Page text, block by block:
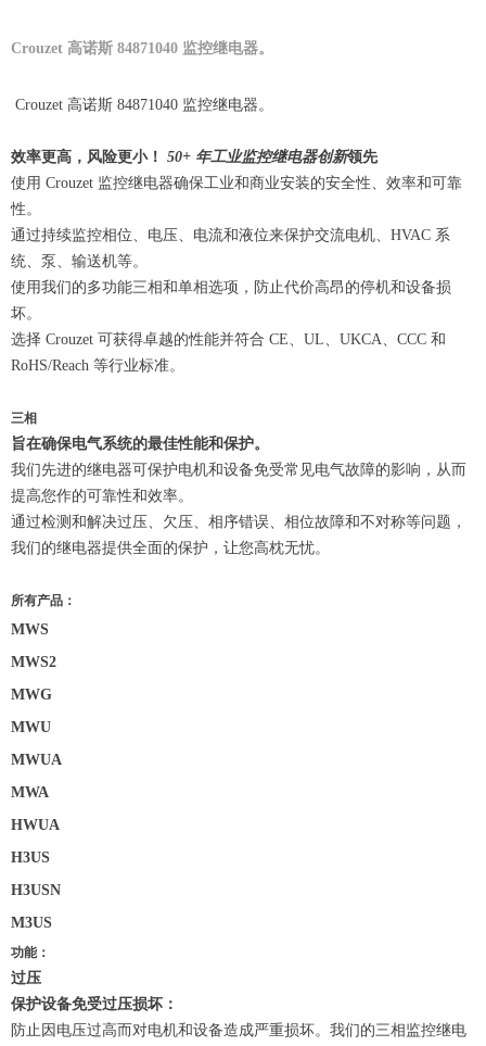
Crouzet 高诺斯 84871040 监控继电器。
Crouzet 高诺斯 84871040 监控继电器。
效率更高，风险更小！ 50+ 年工业监控继电器创新领先
使用 Crouzet 监控继电器确保工业和商业安装的安全性、效率和可靠
性。
通过持续监控相位、电压、电流和液位来保护交流电机、HVAC 系
统、泵、输送机等。
使用我们的多功能三相和单相选项，防止代价高昂的停机和设备损
坏。
选择 Crouzet 可获得卓越的性能并符合 CE、UL、UKCA、CCC 和
RoHS/Reach 等行业标准。
三相
旨在确保电气系统的最佳性能和保护。
我们先进的继电器可保护电机和设备免受常见电气故障的影响，从而
提高您作的可靠性和效率。
通过检测和解决过压、欠压、相序错误、相位故障和不对称等问题，
我们的继电器提供全面的保护，让您高枕无忧。
所有产品：
MWS
MWS2
MWG
MWU
MWUA
MWA
HWUA
H3US
H3USN
M3US
功能：
过压
保护设备免受过压损坏：
防止因电压过高而对电机和设备造成严重损坏。我们的三相监控继电